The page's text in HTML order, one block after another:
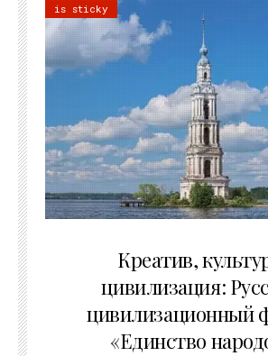
is sticky
Креатив,
цивилизация:
цивилизационный
«Единство